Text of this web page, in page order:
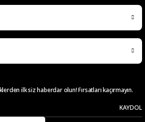
ilk siz haberdar olun! Fırsatları kaçırmayın.
KAYDOL